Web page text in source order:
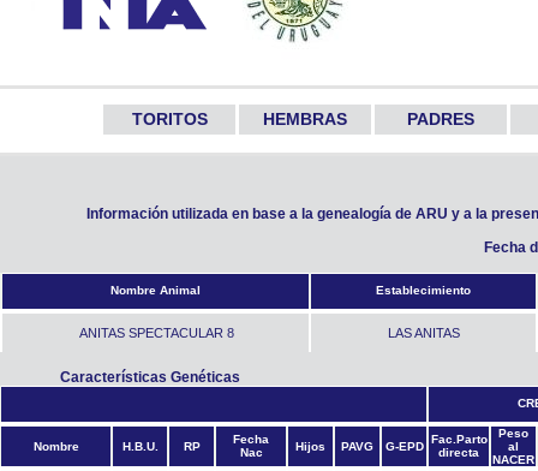
TORITOS HEMBRAS PADRES
Información utilizada en base a la genealogía de ARU y a la
Fecha
Nombre Animal Establecimiento
ANITAS SPECTACULAR 8 LAS ANITAS
Características Genéticas
Nombre H.B.U. RP
Fecha
Nac
Hijos PAVG G-EPD
Fac.Parto
directa
Peso
al
NACER